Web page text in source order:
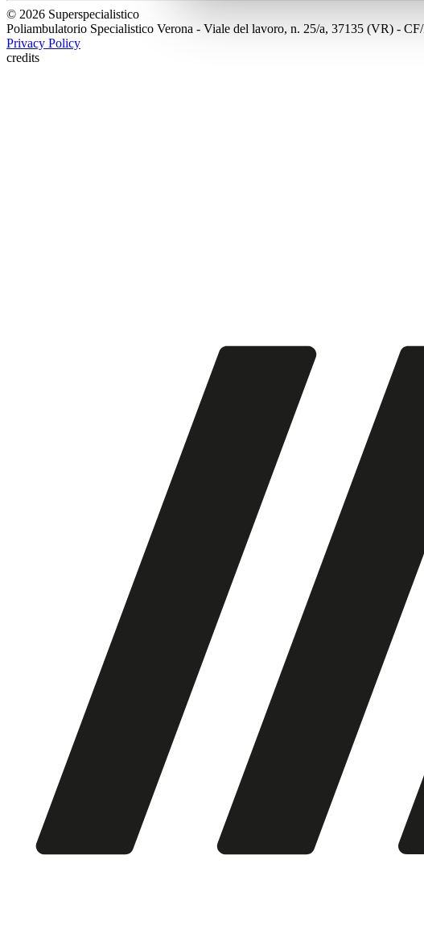
© 2026 Superspecialistico
Poliambulatorio Specialistico Verona - Viale del lavoro, n. 25/a, 37135 (VR) -
Privacy Policy
credits